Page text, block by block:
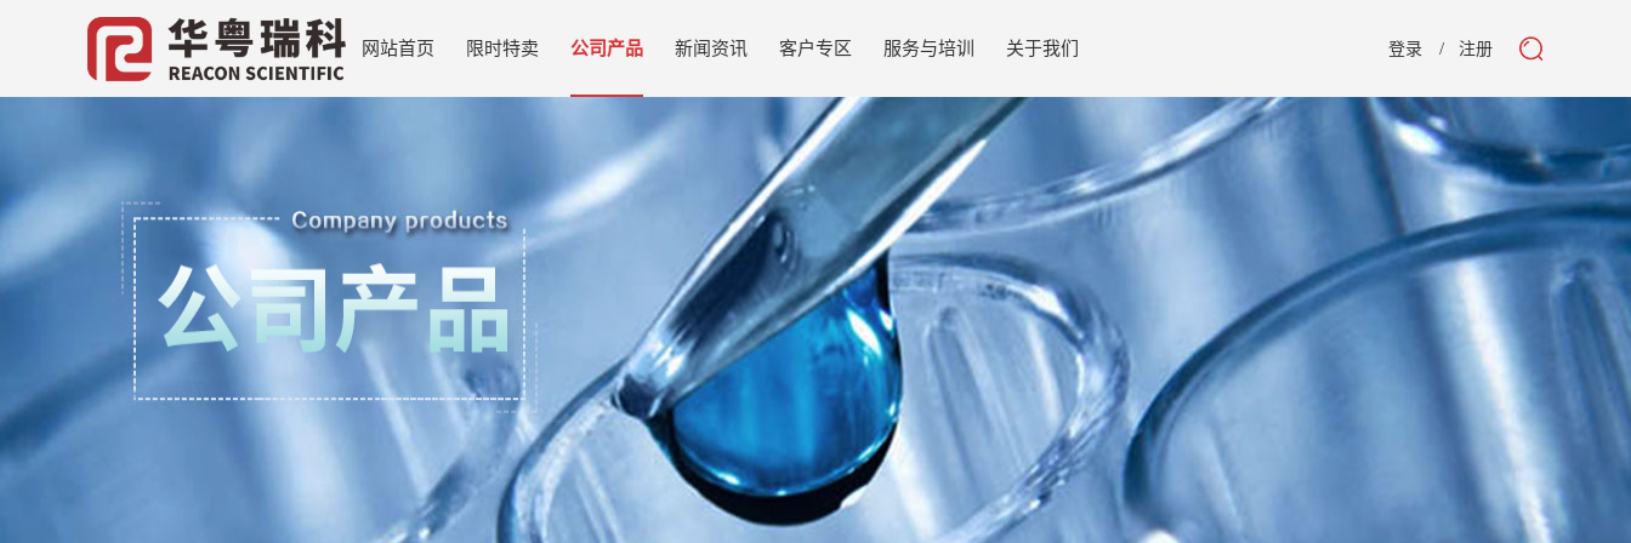
登录 注册
网站首页 限时特卖 公司产品 新闻资讯 客户专区 服务与培训 关于我们